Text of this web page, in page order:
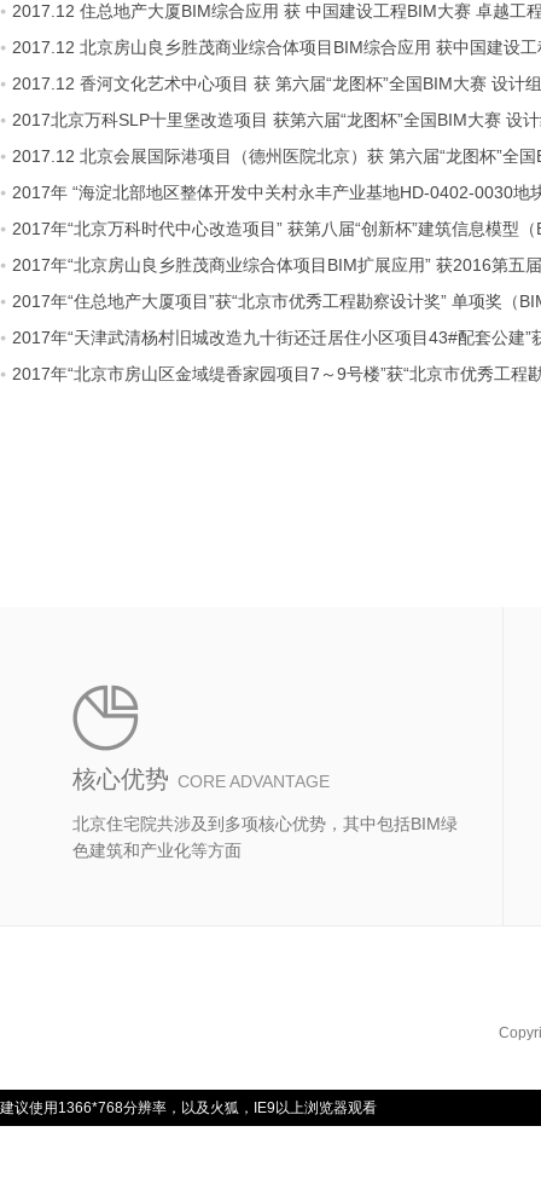
2017.12 住总地产大厦BIM综合应用 获 中国建设工程BIM大赛 卓越工
2017.12 北京房山良乡胜茂商业综合体项目BIM综合应用 获中国建设
2017.12 香河文化艺术中心项目 获 第六届“龙图杯”全国BIM大赛 设计
2017北京万科SLP十里堡改造项目 获第六届“龙图杯”全国BIM大赛 设
2017.12 北京会展国际港项目（德州医院北京）获 第六届“龙图杯”全
2017年 “海淀北部地区整体开发中关村永丰产业基地HD-0402-0030
2017年“北京万科时代中心改造项目” 获第八届“创新杯”建筑信息模型
2017年“北京房山良乡胜茂商业综合体项目BIM扩展应用” 获2016第五
2017年“住总地产大厦项目”获“北京市优秀工程勘察设计奖” 单项奖（
2017年“天津武清杨村旧城改造九十街还迁居住小区项目43#配套公建
2017年“北京市房山区金域缇香家园项目7～9号楼”获“北京市优秀工程
核心优势 CORE ADVANTAGE
北京住宅院共涉及到多项核心优势，其中包括BIM绿
色建筑和产业化等方面
建议使用1366*768分辨率，以及火狐，IE9以上浏览器观看